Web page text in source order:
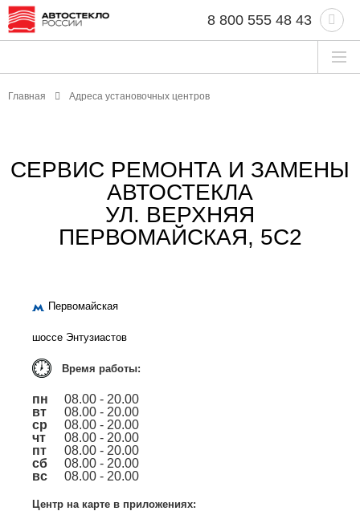
8 800 555 48 43
Главная Адреса установочных центров
СЕРВИС РЕМОНТА И ЗАМЕНЫ
АВТОСТЕКЛА
УЛ. ВЕРХНЯЯ
ПЕРВОМАЙСКАЯ, 5С2
Первомайская
шоссе Энтузиастов
Время работы:
пн
08.00 - 20.00
вт
08.00 - 20.00
ср
08.00 - 20.00
чт
08.00 - 20.00
пт
08.00 - 20.00
сб
08.00 - 20.00
вс
08.00 - 20.00
Центр на карте в приложениях: